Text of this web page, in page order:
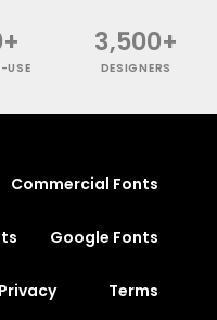
USE
3,500+
DESIGNERS
Commercial Fonts
Google Fonts
Privacy Terms